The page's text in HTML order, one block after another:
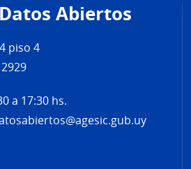
Abiertos
piso 4
a 17:30 hs.